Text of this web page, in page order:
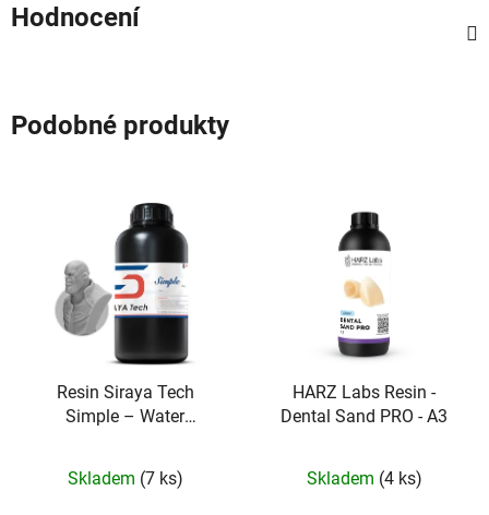
Hodnocení
Podobné produkty
Resin Siraya Tech
Simple – Water
Skladem (7 ks)
HARZ Labs Resin -
Dental Sand PRO - A3
Skladem (4 ks)